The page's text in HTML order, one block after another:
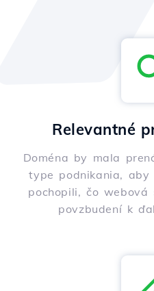
Relevantné
Doména by mala
type podnikania, aby
pochopili, čo
povzbudení k